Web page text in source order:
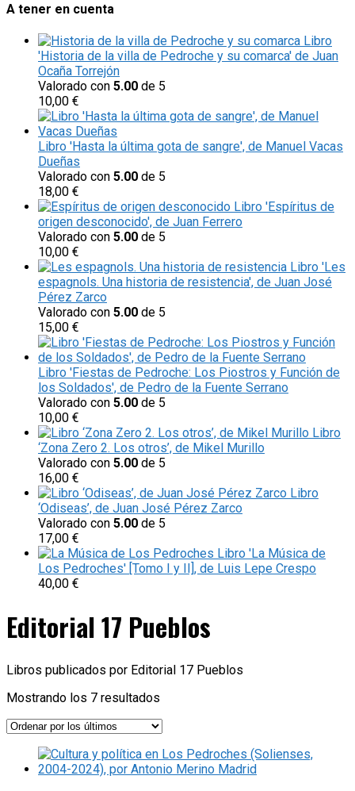
A tener en cuenta
Libro
'Historia de la villa de Pedroche y su comarca' de Juan
Ocaña Torrejón
Valorado con 5.00 de 5
10,00 €
Libro 'Hasta la última gota de sangre', de Manuel Vacas
Dueñas
Valorado con 5.00 de 5
18,00 €
Libro 'Espíritus de
origen desconocido', de Juan Ferrero
Valorado con 5.00 de 5
10,00 €
Libro 'Les
espagnols. Una historia de resistencia', de Juan José
Pérez Zarco
Valorado con 5.00 de 5
15,00 €
Libro 'Fiestas de Pedroche: Los Piostros y Función de
los Soldados', de Pedro de la Fuente Serrano
Valorado con 5.00 de 5
10,00 €
Libro
‘Zona Zero 2. Los otros’, de Mikel Murillo
Valorado con 5.00 de 5
16,00 €
Libro
‘Odiseas’, de Juan José Pérez Zarco
Valorado con 5.00 de 5
17,00 €
Libro 'La Música de
Los Pedroches' [Tomo I y II], de Luis Lepe Crespo
40,00 €
Editorial 17 Pueblos
Libros publicados por Editorial 17 Pueblos
Mostrando los 7 resultados